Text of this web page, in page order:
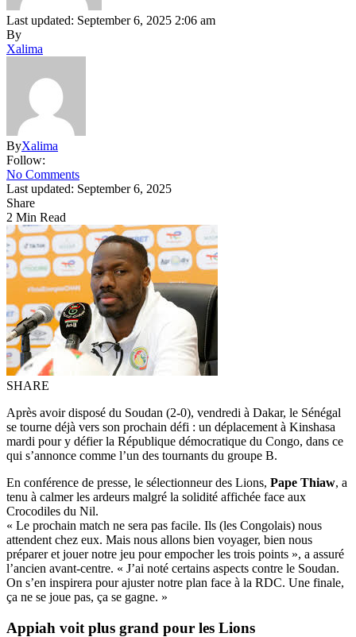
Last updated: September 6, 2025 2:06 am
By
Xalima
ByXalima
Follow:
No Comments
Last updated: September 6, 2025
Share
2 Min Read
SHARE
Après avoir disposé du Soudan (2-0), vendredi à Dakar, le Sénégal
se tourne déjà vers son prochain défi : un déplacement à Kinshasa
mardi pour y défier la République démocratique du Congo, dans ce
qui s’annonce comme l’un des tournants du groupe B.
En conférence de presse, le sélectionneur des Lions, Pape Thiaw, a
tenu à calmer les ardeurs malgré la solidité affichée face aux
Crocodiles du Nil.
« Le prochain match ne sera pas facile. Ils (les Congolais) nous
attendent chez eux. Mais nous allons bien voyager, bien nous
préparer et jouer notre jeu pour empocher les trois points », a assuré
l’ancien avant-centre. « J’ai noté certains aspects contre le Soudan.
On s’en inspirera pour ajuster notre plan face à la RDC. Une finale,
ça ne se joue pas, ça se gagne. »
Appiah voit plus grand pour les Lions